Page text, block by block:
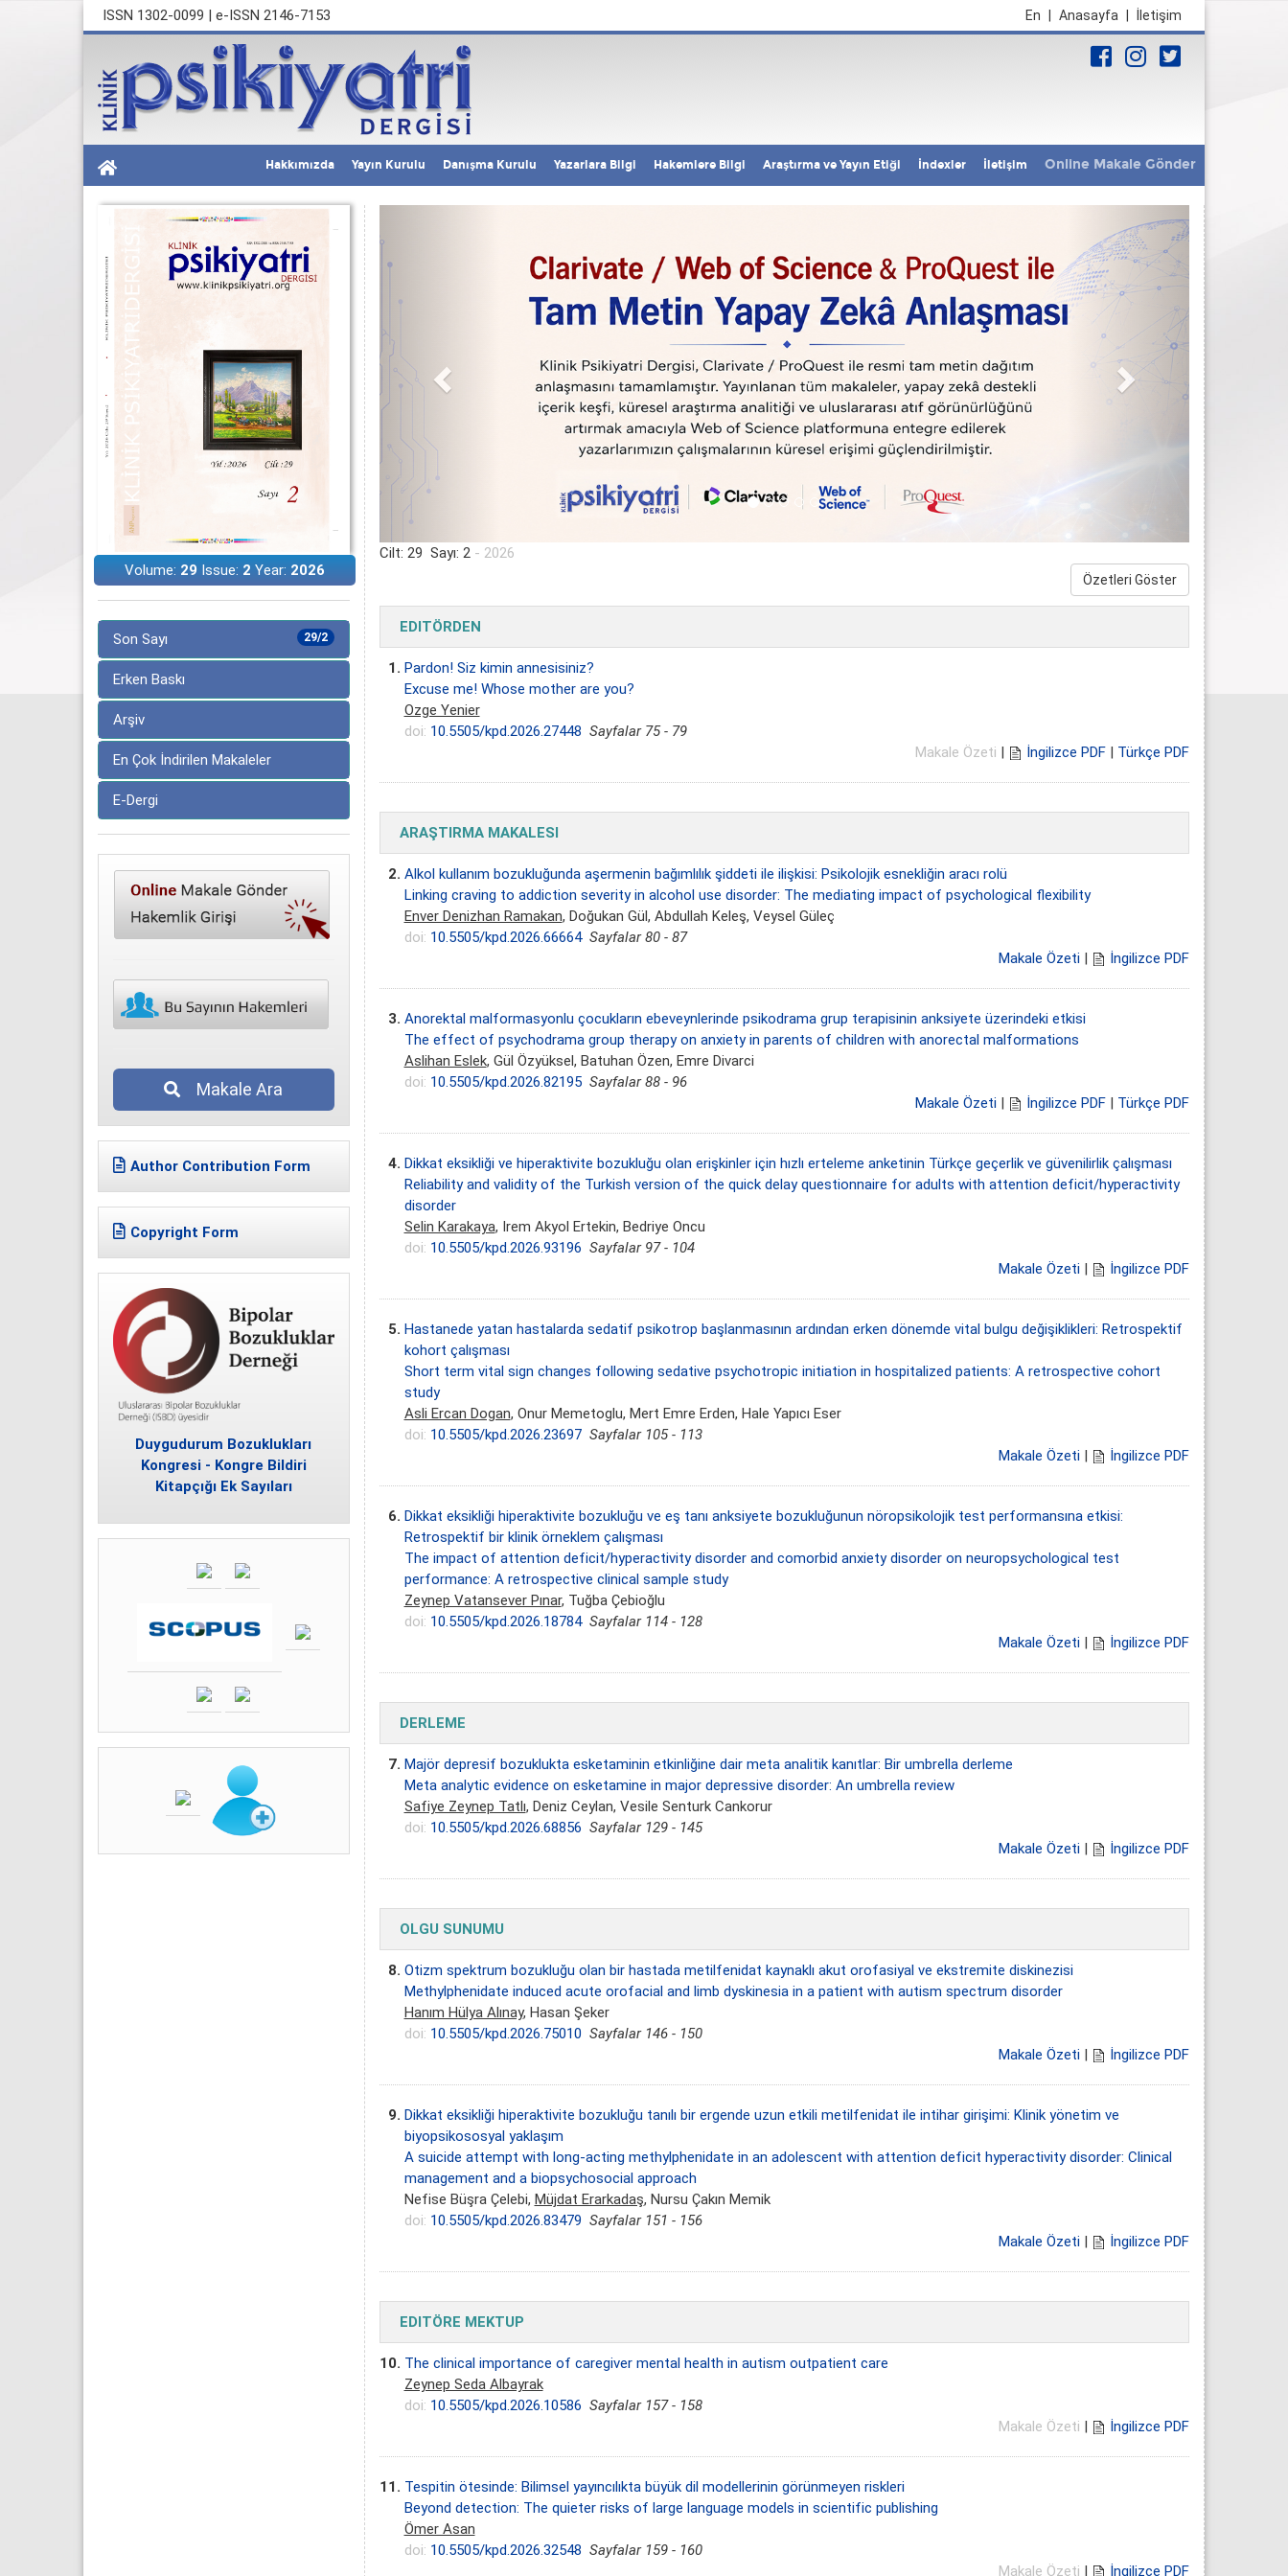
ISSN 1302-0099 | e-ISSN 2146-7153 İletişim
Anasayfa
En
Hakkımızda Yayın Kurulu Danışma Kurulu Yazarlara Bilgi Hakemlere Bilgi Araştırma ve Yayın Etiği İndexler İletişim Online Makale Gönder
Volume: 29 Issue: 2 Year: 2026
29/2
Son Sayı
Erken Baskı
Arşiv
En Çok İndirilen Makaleler
E-Dergi
Makale Ara
Author Contribution Form
Copyright Form
Duygudurum Bozuklukları
Kongresi - Kongre Bildiri
Kitapçığı Ek Sayıları
Cilt: 29 Sayı: 2- 2026
Özetleri Göster
EDITÖRDEN
1. Pardon! Siz kimin annesisiniz?
Excuse me! Whose mother are you?
Ozge Yenier
doi: 10.5505/kpd.2026.27448 Sayfalar 75 - 79
Makale Özeti | İngilizce PDF| Türkçe PDF
ARAŞTIRMA MAKALESI
2. Alkol kullanım bozukluğunda aşermenin bağımlılık şiddeti ile ilişkisi: Psikolojik esnekliğin aracı rolü
Linking craving to addiction severity in alcohol use disorder: The mediating impact of psychological flexibility
Enver Denizhan Ramakan, Doğukan Gül, Abdullah Keleş, Veysel Güleç
doi: 10.5505/kpd.2026.66664 Sayfalar 80 - 87
Makale Özeti| İngilizce PDF
3. Anorektal malformasyonlu çocukların ebeveynlerinde psikodrama grup terapisinin anksiyete üzerindeki etkisi
The effect of psychodrama group therapy on anxiety in parents of children with anorectal malformations
Aslihan Eslek, Gül Özyüksel, Batuhan Özen, Emre Divarci
doi: 10.5505/kpd.2026.82195 Sayfalar 88 - 96
Makale Özeti| İngilizce PDF| Türkçe PDF
4. Dikkat eksikliği ve hiperaktivite bozukluğu olan erişkinler için hızlı erteleme anketinin Türkçe geçerlik ve güvenilirlik çalışması
Reliability and validity of the Turkish version of the quick delay questionnaire for adults with attention deficit/hyperactivity
disorder
Selin Karakaya, Irem Akyol Ertekin, Bedriye Oncu
doi: 10.5505/kpd.2026.93196 Sayfalar 97 - 104
Makale Özeti| İngilizce PDF
5. Hastanede yatan hastalarda sedatif psikotrop başlanmasının ardından erken dönemde vital bulgu değişiklikleri: Retrospektif
kohort çalışması
Short term vital sign changes following sedative psychotropic initiation in hospitalized patients: A retrospective cohort
study
Asli Ercan Dogan, Onur Memetoglu, Mert Emre Erden, Hale Yapıcı Eser
doi: 10.5505/kpd.2026.23697 Sayfalar 105 - 113
Makale Özeti| İngilizce PDF
6. Dikkat eksikliği hiperaktivite bozukluğu ve eş tanı anksiyete bozukluğunun nöropsikolojik test performansına etkisi:
Retrospektif bir klinik örneklem çalışması
The impact of attention deficit/hyperactivity disorder and comorbid anxiety disorder on neuropsychological test
performance: A retrospective clinical sample study
Zeynep Vatansever Pınar, Tuğba Çebioğlu
doi: 10.5505/kpd.2026.18784 Sayfalar 114 - 128
Makale Özeti| İngilizce PDF
DERLEME
7. Majör depresif bozuklukta esketaminin etkinliğine dair meta analitik kanıtlar: Bir umbrella derleme
Meta analytic evidence on esketamine in major depressive disorder: An umbrella review
Safiye Zeynep Tatlı, Deniz Ceylan, Vesile Senturk Cankorur
doi: 10.5505/kpd.2026.68856 Sayfalar 129 - 145
Makale Özeti| İngilizce PDF
OLGU SUNUMU
8. Otizm spektrum bozukluğu olan bir hastada metilfenidat kaynaklı akut orofasiyal ve ekstremite diskinezisi
Methylphenidate induced acute orofacial and limb dyskinesia in a patient with autism spectrum disorder
Hanım Hülya Alınay, Hasan Şeker
doi: 10.5505/kpd.2026.75010 Sayfalar 146 - 150
Makale Özeti| İngilizce PDF
9. Dikkat eksikliği hiperaktivite bozukluğu tanılı bir ergende uzun etkili metilfenidat ile intihar girişimi: Klinik yönetim ve
biyopsikososyal yaklaşım
A suicide attempt with long-acting methylphenidate in an adolescent with attention deficit hyperactivity disorder: Clinical
management and a biopsychosocial approach
Nefise Büşra Çelebi, Müjdat Erarkadaş, Nursu Çakın Memik
doi: 10.5505/kpd.2026.83479 Sayfalar 151 - 156
Makale Özeti| İngilizce PDF
EDITÖRE MEKTUP
10. The clinical importance of caregiver mental health in autism outpatient care
Zeynep Seda Albayrak
doi: 10.5505/kpd.2026.10586 Sayfalar 157 - 158
Makale Özeti | İngilizce PDF
11. Tespitin ötesinde: Bilimsel yayıncılıkta büyük dil modellerinin görünmeyen riskleri
Beyond detection: The quieter risks of large language models in scientific publishing
Ömer Asan
doi: 10.5505/kpd.2026.32548 Sayfalar 159 - 160
Makale Özeti | İngilizce PDF